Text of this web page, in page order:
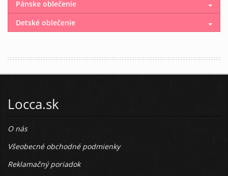
Pánske oblečenie
Detské oblečenie
Locca.sk
O nás
Všeobecné obchodné podmienky
Reklamačný poriadok